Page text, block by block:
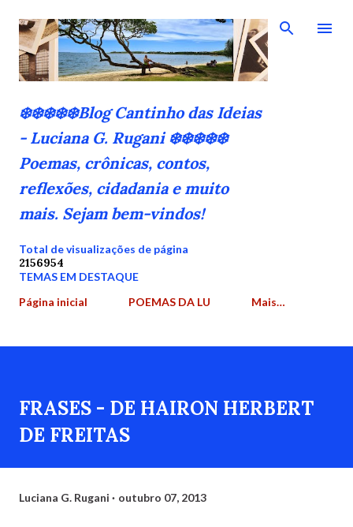
Pular para o conteúdo principal
❄️❄️❄️❄️❄️Blog Cantinho das Ideias
- Luciana G. Rugani ❄️❄️❄️❄️❄️
Poemas, crônicas, contos,
reflexões, cidadania e muito
mais. Sejam bem-vindos!
Total de visualizações de página
2156954
TEMAS EM DESTAQUE
Página inicial
POEMAS DA LU Mais…
FRASES - DE HAIRON HERBERT
DE FREITAS
Luciana G. Rugani outubro 07, 2013